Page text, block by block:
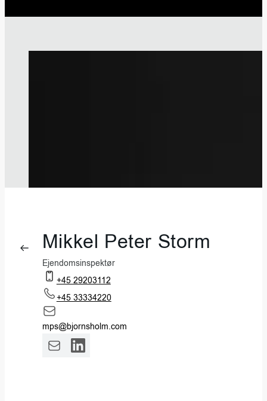
Mikkel Peter Storm
Ejendomsinspektør
+45 29203112
+45 33334220
mps@bjornsholm.com